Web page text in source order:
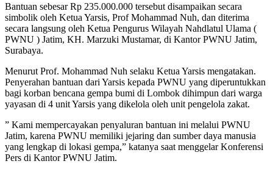
Bantuan sebesar Rp 235.000.000 tersebut disampaikan secara
simbolik oleh Ketua Yarsis, Prof Mohammad Nuh, dan diterima
secara langsung oleh Ketua Pengurus Wilayah Nahdlatul Ulama (
PWNU ) Jatim, KH. Marzuki Mustamar, di Kantor PWNU Jatim,
Surabaya.
Menurut Prof. Mohammad Nuh selaku Ketua Yarsis mengatakan.
Penyerahan bantuan dari Yarsis kepada PWNU yang diperuntukkan
bagi korban bencana gempa bumi di Lombok dihimpun dari warga
yayasan di 4 unit Yarsis yang dikelola oleh unit pengelola zakat.
” Kami mempercayakan penyaluran bantuan ini melalui PWNU
Jatim, karena PWNU memiliki jejaring dan sumber daya manusia
yang lengkap di lokasi gempa,” katanya saat menggelar Konferensi
Pers di Kantor PWNU Jatim.